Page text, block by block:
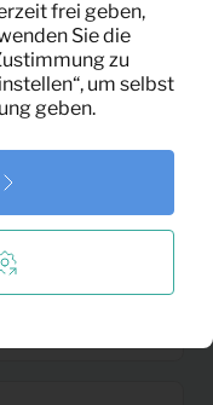
frei geben,
Sie die
zu
um selbst
geben.